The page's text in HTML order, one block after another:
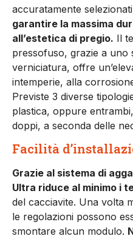
accuratamente
garantire la massima
all’estetica di pregio. Il
pressofuso, grazie a uno
verniciatura, offre
intemperie, alla
Previste 3 diverse
plastica, oppure
doppi, a seconda delle
Facilità
Grazie al sistema di
Ultra riduce al minimo i
del cacciavite. Una volta
le regolazioni possono
smontare alcun modulo.